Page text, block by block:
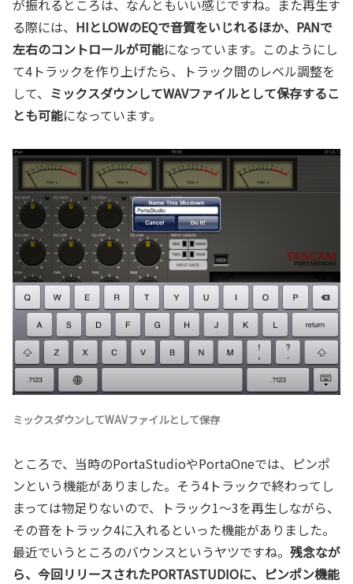
が振れるところは、なんともいい感じですね。また再生す
る際には、 HIとLOWのEQで音質をいじれるほか、PANで
左右のコントロールが可能になっています。このようにし
て4トラックを作り上げたら、トラック間のレベル調整を
して、 ミックスダウンしてWAVファイルとして保存するこ
とも可能になっています。
ミックスダウンしてWAVファイルとして保存
ところで、当時のPortaStudioやPortaOneでは、ピンポ
ンという機能がありました。そう4トラックで終わってし
まっては物足りないので、トラック1～3を再生しながら、
その音をトラック4に入れるといった機能がありました。
最近でいうところのバウンスというヤツですね。 残念なが
ら、今回リリースされたPORTASTUDIOに、ピンポン機能